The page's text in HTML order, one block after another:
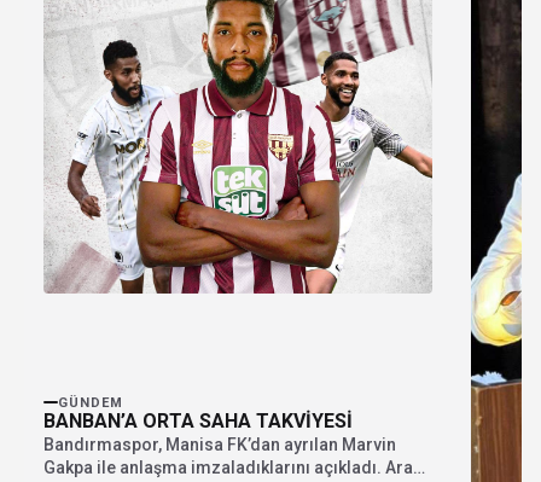
GÜNDEM
BANBAN’A ORTA SAHA TAKVİYESİ
Bandırmaspor, Manisa FK’dan ayrılan Marvin
Gakpa ile anlaşma imzaladıklarını açıkladı. Ara